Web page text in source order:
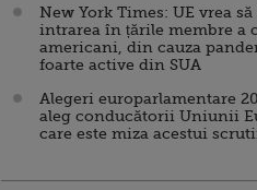
New York Times: UE vrea
intrarea în țările membre a
americani, din cauza
foarte active din SUA
Alegeri europarlamentare
aleg conducătorii Uniunii
care este miza acestui